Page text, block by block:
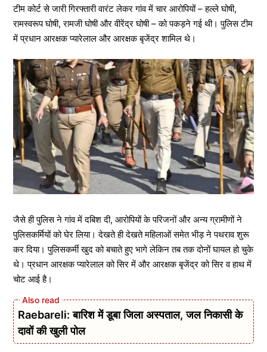
टीम कोर्ट से जारी गिरफ्तारी वारंट लेकर गांव में चार आरोपियों – हल्ले घोषी,
रामस्वरूप घोषी, रामजी घोषी और वीरेंद्र घोषी – को पकड़ने गई थी। पुलिस टीम
में प्रधान आरक्षक प्यारेलाल और आरक्षक बृजेंद्र शामिल थे।
जैसे ही पुलिस ने गांव में दबिश दी, आरोपियों के परिजनों और अन्य ग्रामीणों ने
पुलिसकर्मियों को घेर लिया। देखते ही देखते महिलाओं समेत भीड़ ने पथराव शुरू
कर दिया। पुलिसकर्मी खुद को बचाते हुए भागे लेकिन तब तक दोनों घायल हो चुके
थे। प्रधान आरक्षक प्यारेलाल को सिर में और आरक्षक बृजेंद्र को सिर व हाथ में
चोट आई है।
Raebareli: बारिश में डूबा जिला अस्पताल, जल निकासी के
दावों की खुली पोल